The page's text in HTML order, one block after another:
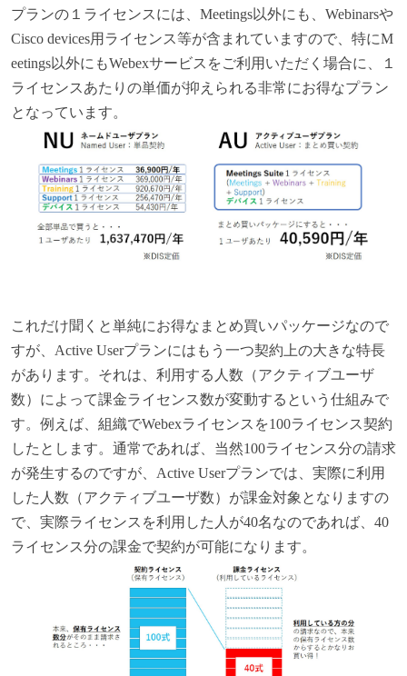
プランの１ライセンスには、Meetings以外にも、Webinarsや
Cisco devices用ライセンス等が含まれていますので、特にM
eetings以外にもWebexサービスをご利用いただく場合に、１
ライセンスあたりの単価が抑えられる非常にお得なプラン
となっています。
これだけ聞くと単純にお得なまとめ買いパッケージなので
すが、Active Userプランにはもう一つ契約上の大きな特長
があります。それは、利用する人数（アクティブユーザ
数）によって課金ライセンス数が変動するという仕組みで
す。例えば、組織でWebexライセンスを100ライセンス契約
したとします。通常であれば、当然100ライセンス分の請求
が発生するのですが、Active Userプランでは、実際に利用
した人数（アクティブユーザ数）が課金対象となりますの
で、実際ライセンスを利用した人が40名なのであれば、40
ライセンス分の課金で契約が可能になります。